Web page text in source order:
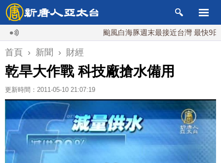
颱風白海豚週末最接近台灣 最快9日可能登
首頁 › 新聞 › 財經
乾旱大作戰 科技廠搶水備用
更新時間：2011-05-10 21:07:19